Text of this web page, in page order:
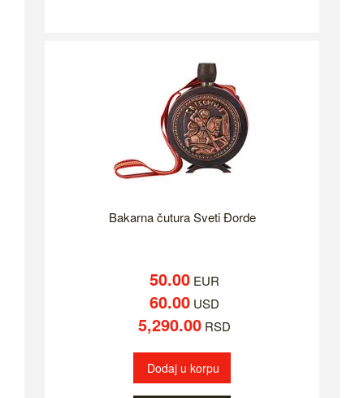
Bakarna čutura Sveti Đorde
50.00EUR
60.00USD
5,290.00RSD
Dodaj u korpu